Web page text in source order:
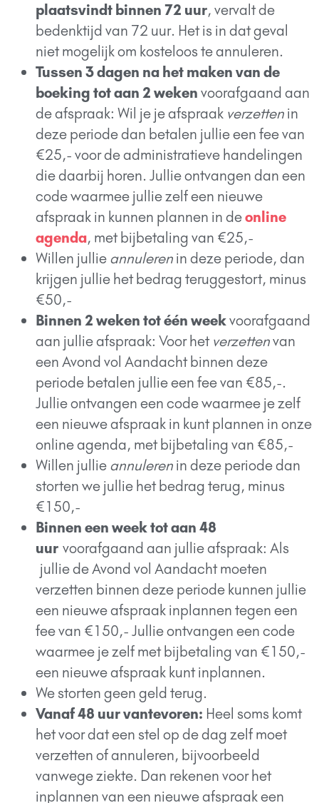
plaatsvindt binnen 72 uur, vervalt de
bedenktijd van 72 uur. Het is in dat geval
niet mogelijk om kosteloos te annuleren.
Tussen 3 dagen na het maken van de
boeking tot aan 2 weken voorafgaand aan
de afspraak: Wil je je afspraak verzetten in
deze periode dan betalen jullie een fee van
€25,- voor de administratieve handelingen
die daarbij horen. Jullie ontvangen dan een
code waarmee jullie zelf een nieuwe
afspraak in kunnen plannen in deonline
agenda, met bijbetaling van €25,-
Willen jullie annuleren in deze periode, dan
krijgen jullie het bedrag teruggestort, minus
€50,-
Binnen 2 weken tot één weekvoorafgaand
aan jullie afspraak: Voor het verzettenvan
een Avond vol Aandacht binnen deze
periode betalen jullie een fee van €85,-.
Jullie ontvangen een code waarmee je zelf
een nieuwe afspraak in kunt plannen in onze
online agenda, met bijbetaling van €85,-
Willen jullie annuleren in deze periode dan
storten we jullie het bedrag terug, minus
€150,-
Binnen een week tot aan 48
uur voorafgaand aan jullie afspraak: Als
jullie de Avond vol Aandacht moeten
verzetten binnen deze periode kunnen jullie
een nieuwe afspraak inplannen tegen een
fee van €150,- Jullie ontvangen een code
waarmee je zelf met bijbetaling van €150,-
een nieuwe afspraak kunt inplannen.
We storten geen geld terug.
Vanaf 48 uur vantevoren: Heel soms komt
het voor dat een stel op de dag zelf moet
verzetten of annuleren, bijvoorbeeld
vanwege ziekte. Dan rekenen voor het
inplannen van een nieuwe afspraak een